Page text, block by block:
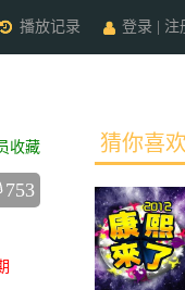
登录 注
播放记录
收藏
753
猜你喜欢